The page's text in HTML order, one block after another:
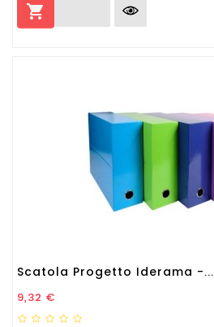

Scatola Progetto Iderama -...
Prezzo
9,32 €